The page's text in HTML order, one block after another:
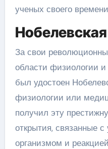
ученых своего
За свои
области физиологии
был удостоен
физиологии или
получил эту
открытия, связанные
организмом и